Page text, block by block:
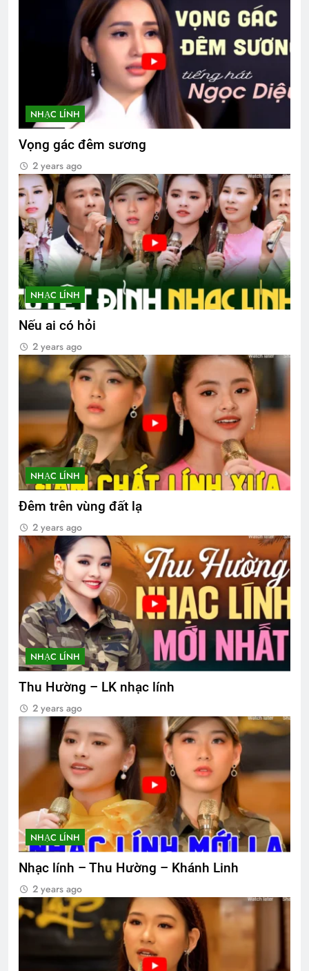
NHẠC LÍNH
Vọng gác đêm sương
2 years ago
NHẠC LÍNH
Nếu ai có hỏi
2 years ago
NHẠC LÍNH
Đêm trên vùng đất lạ
2 years ago
NHẠC LÍNH
Thu Hường – LK nhạc lính
2 years ago
NHẠC LÍNH
Nhạc lính – Thu Hường – Khánh Linh
2 years ago